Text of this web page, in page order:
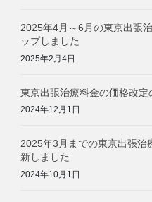
2025年4月～6月の東京出張
ップしました
2025年2月4日
東京出張治療料金の価格改定
2024年12月1日
2025年3月までの東京出張治
新しました
2024年10月1日